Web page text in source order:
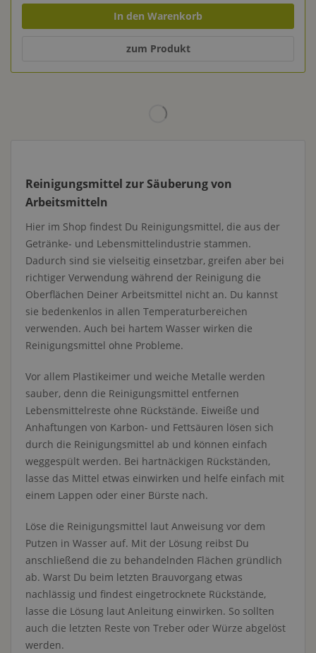
In den Warenkorb
zum Produkt
Reinigungsmittel zur Säuberung von
Arbeitsmitteln
Hier im Shop findest Du Reinigungsmittel, die aus der
Getränke- und Lebensmittelindustrie stammen.
Dadurch sind sie vielseitig einsetzbar, greifen aber bei
richtiger Verwendung während der Reinigung die
Oberflächen Deiner Arbeitsmittel nicht an. Du kannst
sie bedenkenlos in allen Temperaturbereichen
verwenden. Auch bei hartem Wasser wirken die
Reinigungsmittel ohne Probleme.
Vor allem Plastikeimer und weiche Metalle werden
sauber, denn die Reinigungsmittel entfernen
Lebensmittelreste ohne Rückstände. Eiweiße und
Anhaftungen von Karbon- und Fettsäuren lösen sich
durch die Reinigungsmittel ab und können einfach
weggespült werden. Bei hartnäckigen Rückständen,
lasse das Mittel etwas einwirken und helfe einfach mit
einem Lappen oder einer Bürste nach.
Löse die Reinigungsmittel laut Anweisung vor dem
Putzen in Wasser auf. Mit der Lösung reibst Du
anschließend die zu behandelnden Flächen gründlich
ab. Warst Du beim letzten Brauvorgang etwas
nachlässig und findest eingetrocknete Rückstände,
lasse die Lösung laut Anleitung einwirken. So sollten
auch die letzten Reste von Treber oder Würze abgelöst
werden.